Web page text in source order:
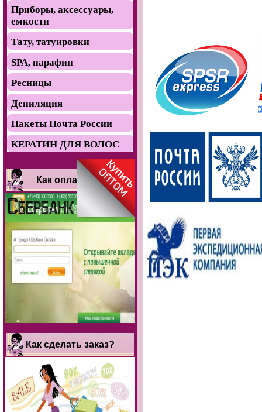
Приборы, аксессуары,
емкости
Тату, татуировки
SРА, парафин
Ресницы
Депиляция
Пакеты Почта России
КЕРАТИН ДЛЯ ВОЛОС
Как оплатить?
Как сделать заказ?